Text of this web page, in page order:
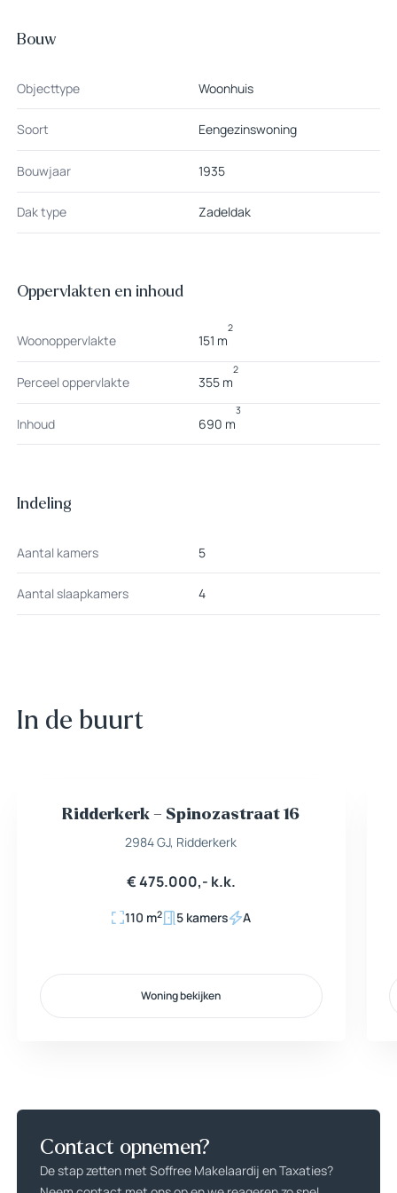
Bouw
Objecttype Woonhuis
Soort Eengezinswoning
Bouwjaar 1935
Dak type Zadeldak
Oppervlakten en inhoud
Woonoppervlakte 151 m
2
Perceel oppervlakte 355 m
2
Inhoud 690 m
3
Indeling
Aantal kamers 5
Aantal slaapkamers 4
In de buurt
Nieuw Beschikbaar
Ridderkerk – Spinozastraat 16
2984 GJ, Ridderkerk
€ 475.000,- k.k.
110 m2 5 kamers A
Woning bekijken
Contact opnemen?
De stap zetten met Soffree Makelaardij en Taxaties?